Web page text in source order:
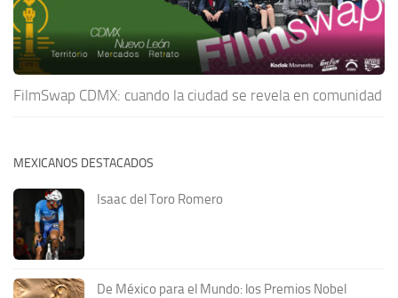
FilmSwap CDMX: cuando la ciudad se revela en comunidad
MEXICANOS DESTACADOS
Isaac del Toro Romero
De México para el Mundo: los Premios Nobel